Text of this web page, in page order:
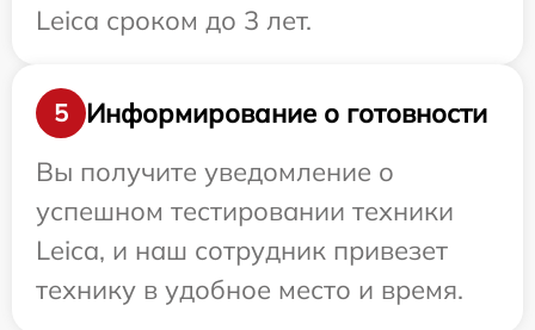
Leica сроком до 3 лет.
5
Информирование о готовности
Вы получите уведомление о
успешном тестировании техники
Leica, и наш сотрудник привезет
технику в удобное место и время.